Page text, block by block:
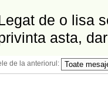
de o lisa
asta,
de la anteriorul: